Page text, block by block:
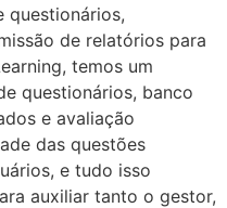
questionários,
de relatórios para
temos um
questionários, banco
e avaliação
das questões
e tudo isso
auxiliar tanto o gestor,